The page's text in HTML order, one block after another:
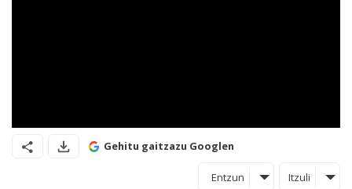
Gehitu gaitzazu Googlen
Entzun Itzuli